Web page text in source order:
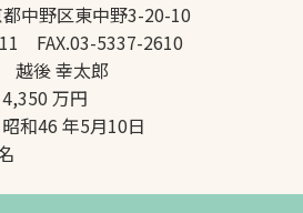
中野区東中野3-20-10
FAX.03-5337-2610
越後 幸太郎
万円
和46 年5月10日